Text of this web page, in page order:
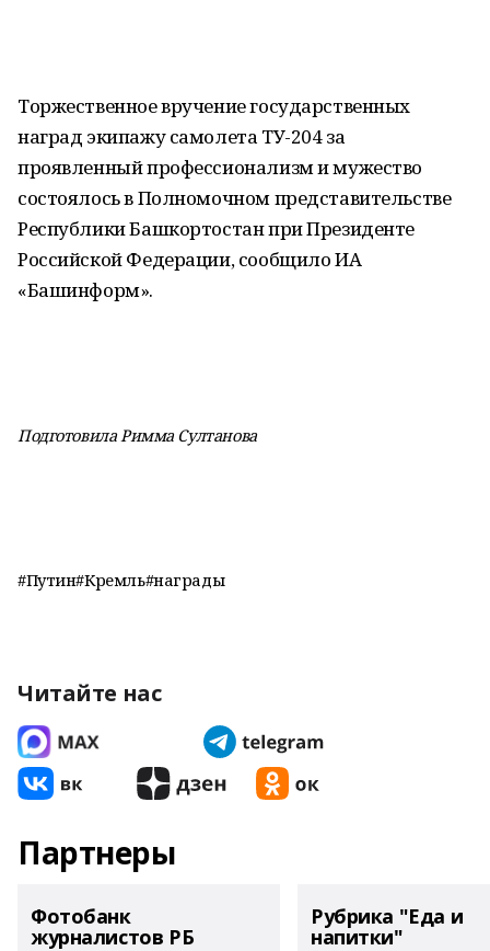
Торжественное вручение государственных
наград экипажу самолета ТУ-204 за
проявленный профессионализм и мужество
состоялось в Полномочном представительстве
Республики Башкортостан при Президенте
Российской Федерации, сообщило ИА
«Башинформ».
Подготовила Римма Султанова
#Путин#Кремль#награды
Читайте нас
Партнеры
Фотобанк
журналистов РБ
Рубрика "Еда и
напитки"